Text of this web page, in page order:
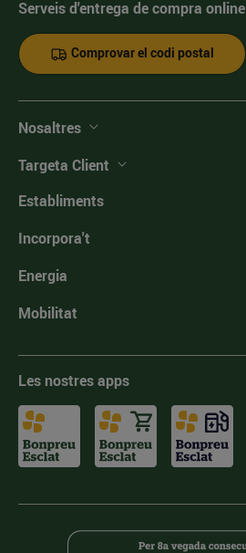
Serveis d'entrega de compra online
Comprovar el codi postal
Nosaltres
Targeta Client
Establiments
Incorpora't
Energia
Mobilitat
Les nostres apps